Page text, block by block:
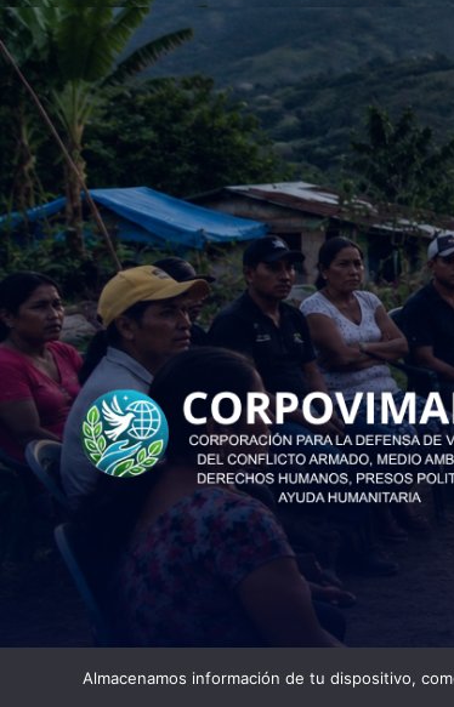
Almacenamos información de tu dispositivo,